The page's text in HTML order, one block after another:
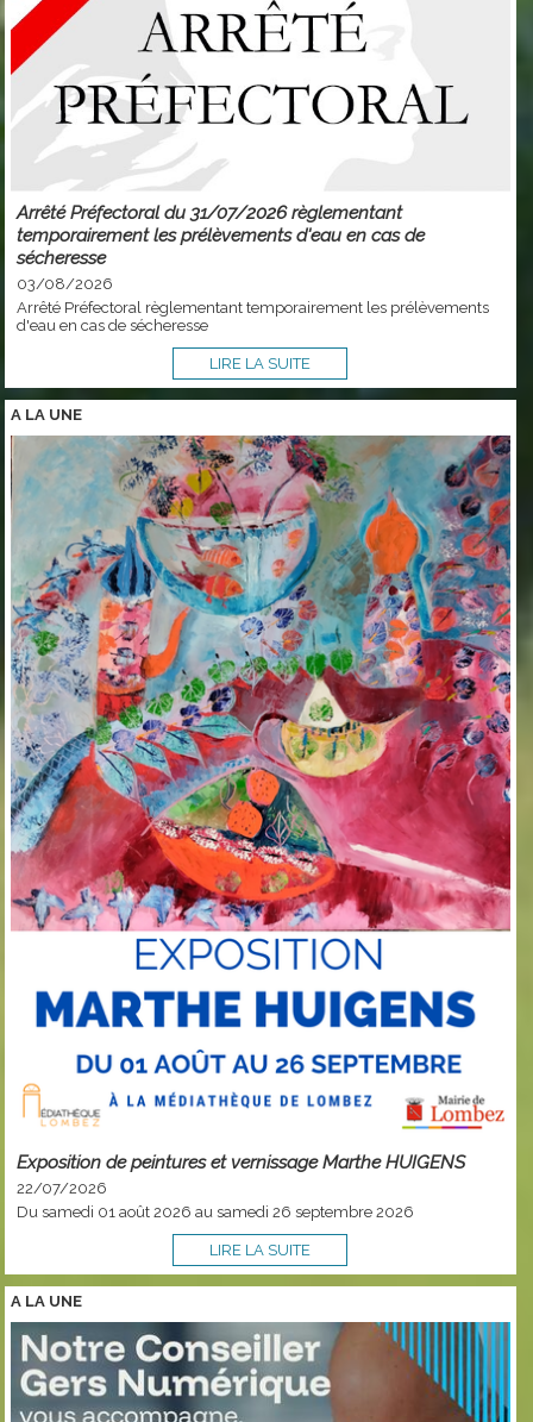
Arrêté Préfectoral du 31/07/2026 règlementant
temporairement les prélèvements d'eau en cas de
sécheresse
03/08/2026
Arrêté Préfectoral règlementant temporairement les prélèvements
d'eau en cas de sécheresse
LIRE LA SUITE
A LA UNE
Exposition de peintures et vernissage Marthe HUIGENS
22/07/2026
Du samedi 01 août 2026 au samedi 26 septembre 2026
LIRE LA SUITE
A LA UNE